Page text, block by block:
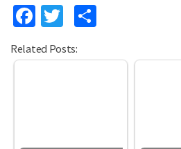
Facebook
Twitter
Related Posts: